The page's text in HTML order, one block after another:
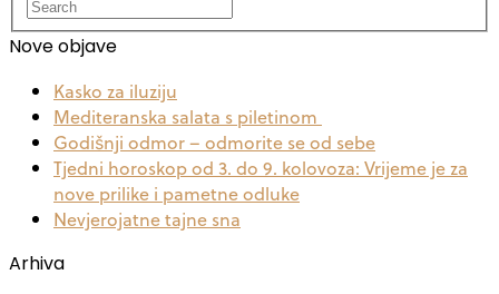
Nove objave
Kasko za iluziju
Mediteranska salata s piletinom
Godišnji odmor – odmorite se od sebe
Tjedni horoskop od 3. do 9. kolovoza: Vrijeme je za
nove prilike i pametne odluke
Nevjerojatne tajne sna
Arhiva